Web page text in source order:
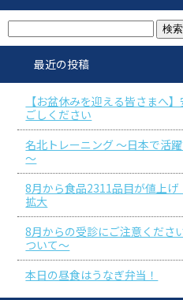
最近の投稿
【お盆休みを迎える皆さまへ
ごしください
名北トレーニング ～日本で活
～
8月から食品2311品目が値上
拡大
8月からの受診にご注意くださ
ついて～
本日の昼食はうなぎ弁当！